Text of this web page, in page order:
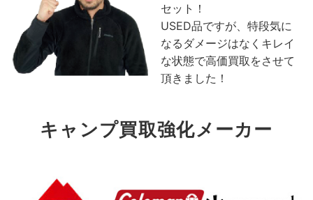
セット！
USED品ですが、特段気に
なるダメージはなくキレイ
な状態で高価買取をさせて
頂きました！
キャンプ買取強化メーカー